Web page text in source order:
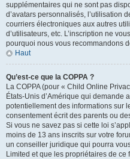
supplémentaires qui ne sont pas
d’avatars personnalisés, l’utilisation
courriers électroniques aux autres
d’utilisateurs, etc. L’inscription ne
pourquoi nous vous recommandons
Haut
Qu’est-ce que la COPPA ?
La COPPA (pour « Child Online
États-Unis d’Amérique qui demande
potentiellement des informations sur
consentement écrit des parents ou
Si vous ne savez pas si cette loi
moins de 13 ans inscrits sur votre
un conseiller juridique qui pourra
Limited et que les propriétaires de